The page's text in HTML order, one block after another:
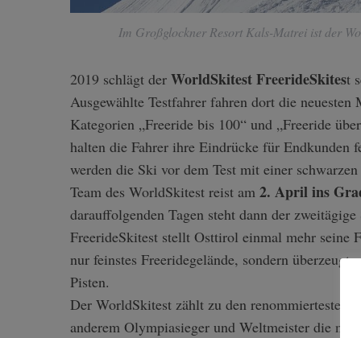
Im Großglockner Resort Kals-Matrei ist der
2019 schlägt der WorldSkitest FreerideSkitest
Ausgewählte Testfahrer fahren dort die
Kategorien „Freeride bis 100“ und „Freeride
halten die Fahrer ihre Eindrücke für Endkunden
werden die Ski vor dem Test mit einer
Team des WorldSkitest reist am 2. April ins
darauffolgenden Tagen steht dann der
FreerideSkitest stellt Osttirol einmal mehr seine
nur feinstes Freeridegelände, sondern
Pisten.
Der WorldSkitest zählt zu den renommiertesten
anderem Olympiasieger und Weltmeister die
S
e
r
c
h
f
o
r
: